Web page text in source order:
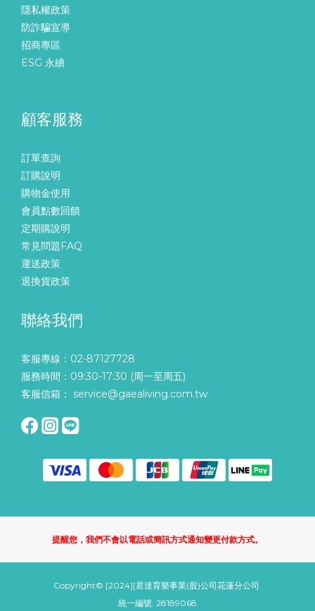
隱私權政策
防詐騙宣導
招商專區
ESG 永續
顧客服務
訂單查詢
訂購說明
購物金使用
會員點數回饋
定期購說明
常見問題FAQ
運送政策
退換貨政策
聯絡我們
客服專線：02-87127728
服務時間：09:30-17:30 (周一至周五)
客服信箱： service@gaealiving.com.tw
提醒您，我們不會以電話或簡訊方式通知變更付款方式。
Copyright© [2024][君達育樂事業(股)公司花蓮分公司
統一編號: 28189068